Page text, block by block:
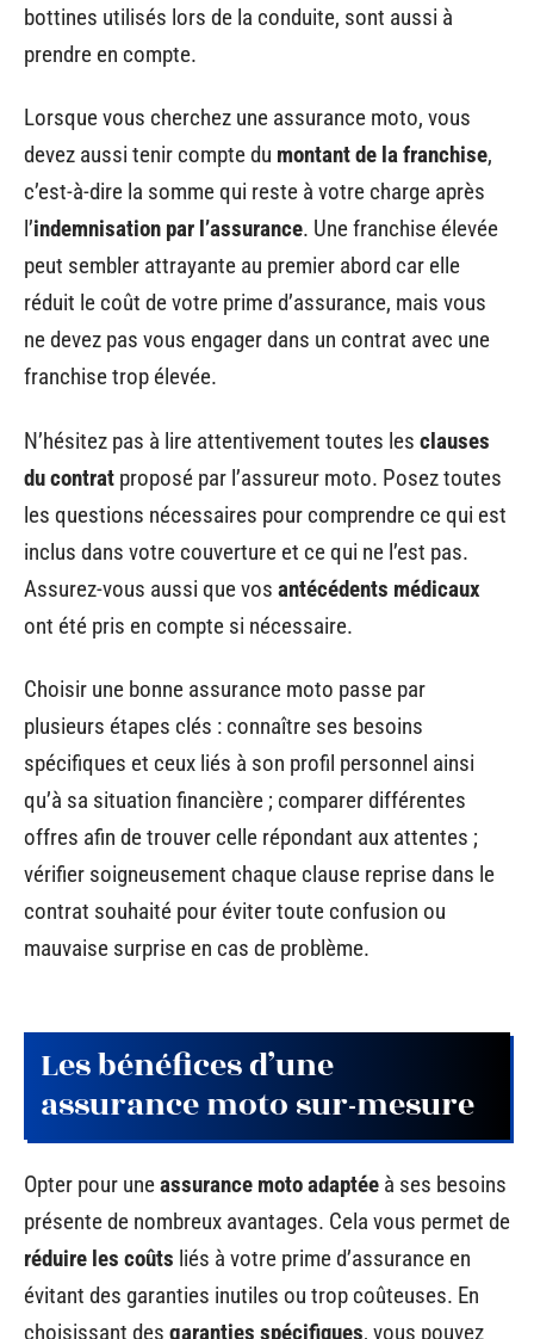
bottines utilisés lors de la conduite, sont aussi à
prendre en compte.
Lorsque vous cherchez une assurance moto, vous
devez aussi tenir compte du montant de la franchise,
c’est-à-dire la somme qui reste à votre charge après
l’indemnisation par l’assurance. Une franchise élevée
peut sembler attrayante au premier abord car elle
réduit le coût de votre prime d’assurance, mais vous
ne devez pas vous engager dans un contrat avec une
franchise trop élevée.
N’hésitez pas à lire attentivement toutes les clauses
du contrat proposé par l’assureur moto. Posez toutes
les questions nécessaires pour comprendre ce qui est
inclus dans votre couverture et ce qui ne l’est pas.
Assurez-vous aussi que vos antécédents médicaux
ont été pris en compte si nécessaire.
Choisir une bonne assurance moto passe par
plusieurs étapes clés : connaître ses besoins
spécifiques et ceux liés à son profil personnel ainsi
qu’à sa situation financière ; comparer différentes
offres afin de trouver celle répondant aux attentes ;
vérifier soigneusement chaque clause reprise dans le
contrat souhaité pour éviter toute confusion ou
mauvaise surprise en cas de problème.
Les bénéfices d’une
assurance moto sur-mesure
Opter pour uneassurance moto adaptée à ses besoins
présente de nombreux avantages. Cela vous permet de
réduire les coûts liés à votre prime d’assurance en
évitant des garanties inutiles ou trop coûteuses. En
choisissant des garanties spécifiques, vous pouvez